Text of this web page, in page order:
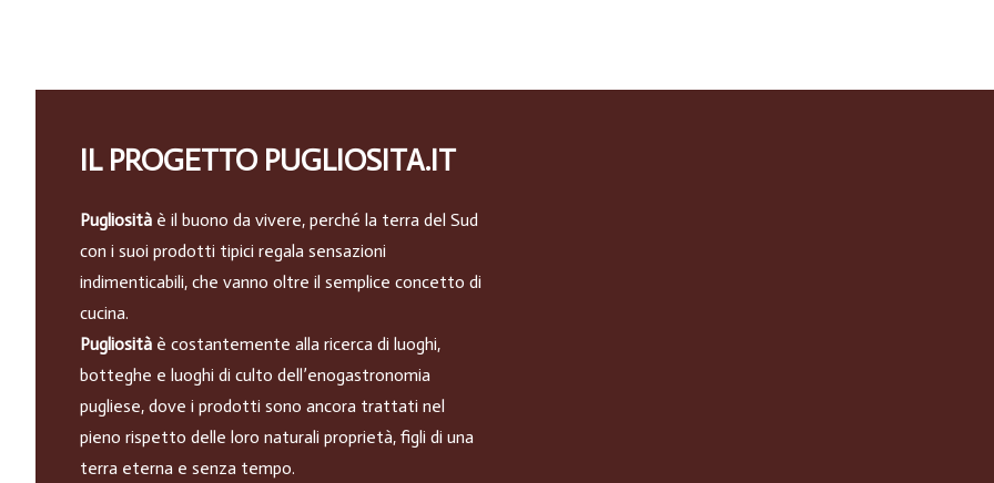
IL PROGETTO PUGLIOSITA.IT
Pugliosità è il buono da vivere, perché la terra del Sud
con i suoi prodotti tipici regala sensazioni
indimenticabili, che vanno oltre il semplice concetto di
cucina.
Pugliosità è costantemente alla ricerca di luoghi,
botteghe e luoghi di culto dell’enogastronomia
pugliese, dove i prodotti sono ancora trattati nel
pieno rispetto delle loro naturali proprietà, figli di una
terra eterna e senza tempo.